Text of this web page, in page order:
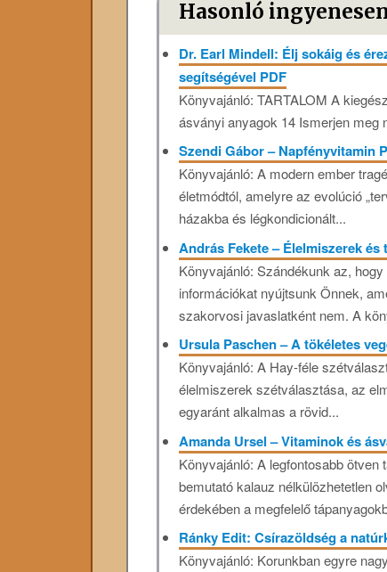
Hasonló
Dr. Earl Mindell: Élj sokáig és
segítségével PDF
Könyvajánló: TARTALOM A
ásványi anyagok 14 Ismerjen meg
Szendi Gábor – Napfényvitamin
Könyvajánló: A modern ember
életmódtól, amelyre az evolúció
házakba és légkondicionált...
András Fekete – Élelmiszerek
Könyvajánló: Szándékunk az,
információkat nyújtsunk Önnek,
szakorvosi javaslatként nem. A
Ursula Paschen – A tökéletes
Könyvajánló: A Hay-féle
élelmiszerek szétválasztása, az
egyaránt alkalmas a rövid...
Amanda Ursel – Vitaminok és
Könyvajánló: A legfontosabb
bemutató kalauz nélkülözhetetlen
érdekében a megfelelő
Ránky Edit: Csírazöldség a
Könyvajánló: Korunkban egyre